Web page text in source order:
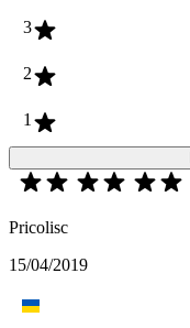
3
2
1
Pricolisc
15/04/2019